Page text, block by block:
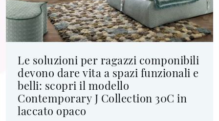
Le soluzioni per ragazzi componibili
devono dare vita a spazi funzionali e
belli: scopri il modello
Contemporary J Collection 30C in
laccato opaco